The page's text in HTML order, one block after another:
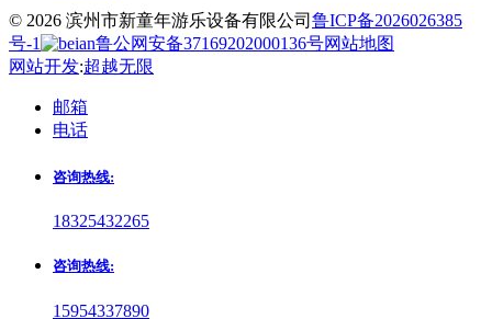
© 2026 滨州市新童年游乐设备有限公司 鲁ICP备2026026385
号-1
鲁公网安备37169202000136号网站地图
网站开发:超越无限
邮箱
电话
咨询热线:
18325432265
咨询热线:
15954337890